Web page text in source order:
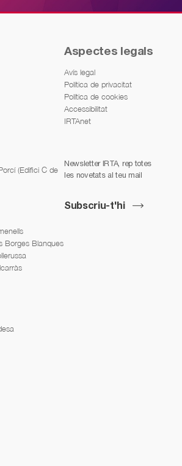
(Edifici C de
Borges Blanques
Aspectes legals
Avís legal
Política de privacitat
Política de cookies
Accessibilitat
IRTAnet
Newsletter IRTA, rep totes
les novetats al teu mail
Subscriu-t'hi